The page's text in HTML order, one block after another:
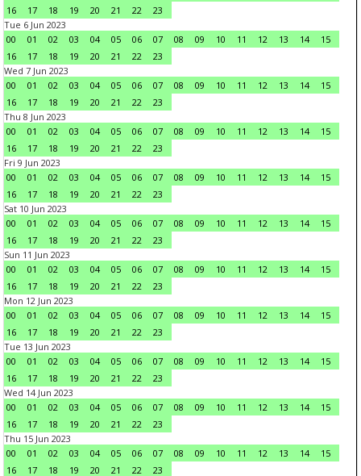
16
17 18 19 20 21 22
23
Tue 6 Jun 2023
00
01 02 03 04 05 06 07 08 09 10 11 12 13 14
15
16
17 18 19 20 21 22
23
Wed 7 Jun 2023
00
01 02 03 04 05 06 07 08 09 10 11 12 13 14
15
16
17 18 19 20 21 22
23
Thu 8 Jun 2023
00
01 02 03 04 05 06 07 08 09 10 11 12 13 14
15
16
17 18 19 20 21 22
23
Fri 9 Jun 2023
00
01 02 03 04 05 06 07 08 09 10 11 12 13 14
15
16
17 18 19 20 21 22
23
Sat 10 Jun 2023
00
01 02 03 04 05 06 07 08 09 10 11 12 13 14
15
16
17 18 19 20 21 22
23
Sun 11 Jun 2023
00
01 02 03 04 05 06 07 08 09 10 11 12 13 14
15
16
17 18 19 20 21 22
23
Mon 12 Jun 2023
00
01 02 03 04 05 06 07 08 09 10 11 12 13 14
15
16
17 18 19 20 21 22
23
Tue 13 Jun 2023
00
01 02 03 04 05 06 07 08 09 10 11 12 13 14
15
16
17 18 19 20 21 22
23
Wed 14 Jun 2023
00
01 02 03 04 05 06 07 08 09 10 11 12 13 14
15
16
17 18 19 20 21 22
23
Thu 15 Jun 2023
00
01 02 03 04 05 06 07 08 09 10 11 12 13 14
15
16
17 18 19 20 21 22
23